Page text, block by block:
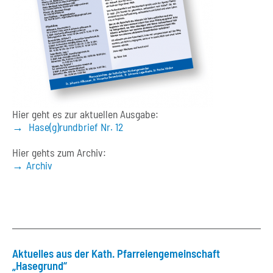
Hier geht es zur aktuellen Ausgabe:
Hase(g)rundbrief Nr. 12
Hier gehts zum Archiv:
Archiv
Aktuelles aus der Kath. Pfarreiengemeinschaft
„Hasegrund“